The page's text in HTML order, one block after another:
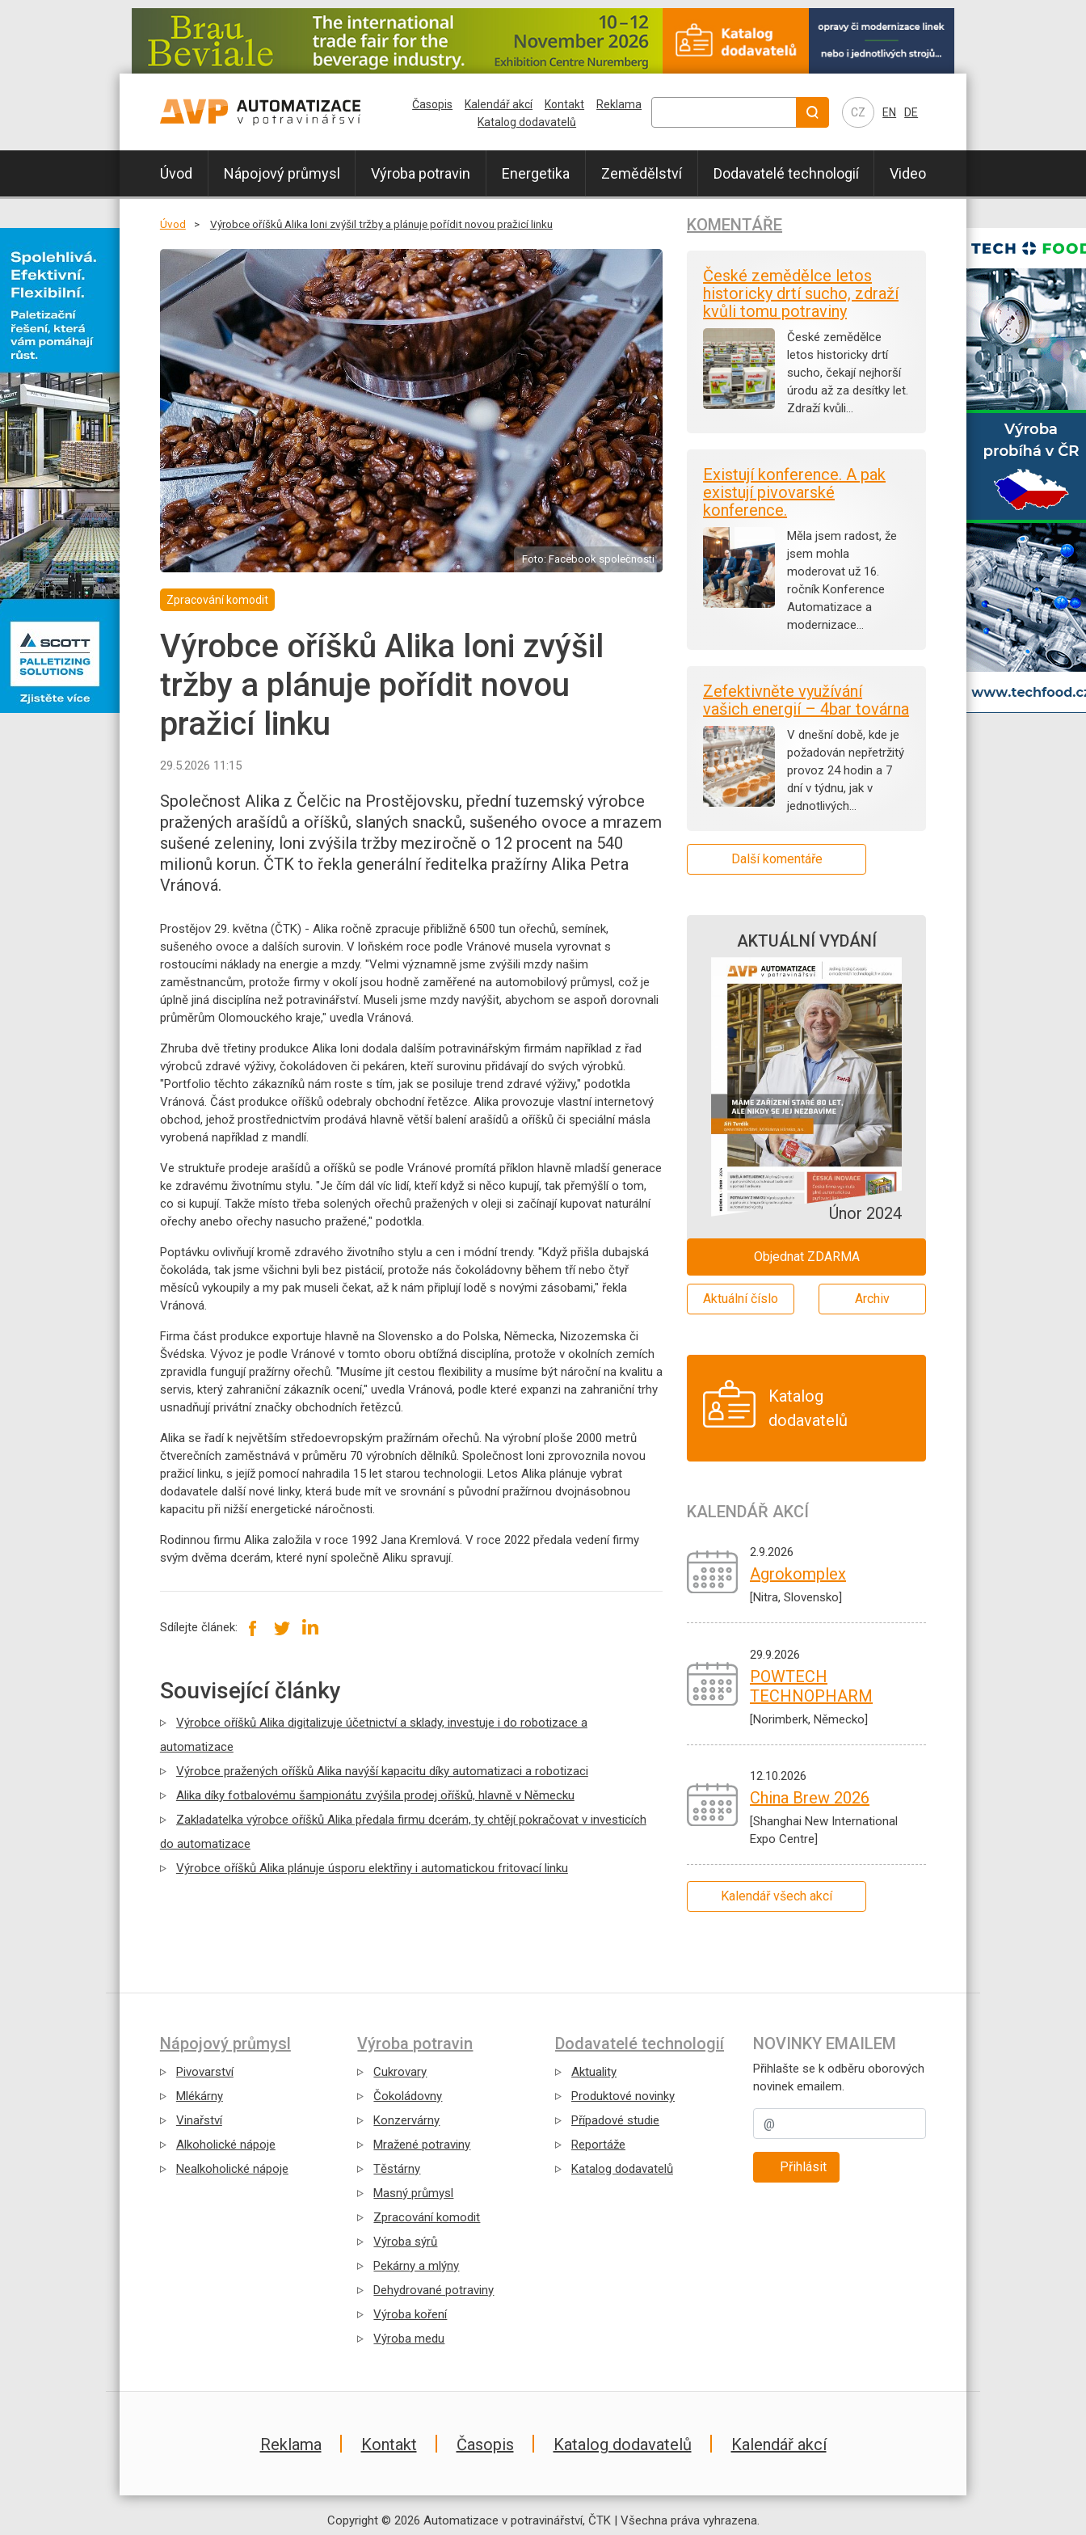
CZ EN DE
Úvod Nápojový průmysl Výroba potravin Energetika Zemědělství Dodavatelé technologií Video
Časopis Kalendář akcí Kontakt
Reklama
Katalog dodavatelů
Úvod Výrobce oříšků Alika loni zvýšil tržby a plánuje pořídit novou pražicí linku
Foto: Facebook společnosti
Zpracování komodit
Výrobce oříšků Alika loni zvýšil
tržby a plánuje pořídit novou
pražicí linku
29.5.2026 11:15
Společnost Alika z Čelčic na Prostějovsku, přední tuzemský výrobce
pražených arašídů a oříšků, slaných snacků, sušeného ovoce a mrazem
sušené zeleniny, loni zvýšila tržby meziročně o 12 procent na 540
milionů korun. ČTK to řekla generální ředitelka pražírny Alika Petra
Vránová.
Prostějov 29. května (ČTK) - Alika ročně zpracuje přibližně 6500 tun ořechů, semínek,
sušeného ovoce a dalších surovin. V loňském roce podle Vránové musela vyrovnat s
rostoucími náklady na energie a mzdy. "Velmi významně jsme zvýšili mzdy našim
zaměstnancům, protože firmy v okolí jsou hodně zaměřené na automobilový průmysl, což je
úplně jiná disciplína než potravinářství. Museli jsme mzdy navýšit, abychom se aspoň dorovnali
průměrům Olomouckého kraje," uvedla Vránová.
Zhruba dvě třetiny produkce Alika loni dodala dalším potravinářským firmám například z řad
výrobců zdravé výživy, čokoládoven či pekáren, kteří surovinu přidávají do svých výrobků.
"Portfolio těchto zákazníků nám roste s tím, jak se posiluje trend zdravé výživy," podotkla
Vránová. Část produkce oříšků odebraly obchodní řetězce. Alika provozuje vlastní internetový
obchod, jehož prostřednictvím prodává hlavně větší balení arašídů a oříšků či speciální másla
vyrobená například z mandlí.
Ve struktuře prodeje arašídů a oříšků se podle Vránové promítá příklon hlavně mladší generace
ke zdravému životnímu stylu. "Je čím dál víc lidí, kteří když si něco kupují, tak přemýšlí o tom,
co si kupují. Takže místo třeba solených ořechů pražených v oleji si začínají kupovat naturální
ořechy anebo ořechy nasucho pražené," podotkla.
Poptávku ovlivňují kromě zdravého životního stylu a cen i módní trendy. "Když přišla dubajská
čokoláda, tak jsme všichni byli bez pistácií, protože nás čokoládovny během tří nebo čtyř
měsíců vykoupily a my pak museli čekat, až k nám připlují lodě s novými zásobami," řekla
Vránová.
Firma část produkce exportuje hlavně na Slovensko a do Polska, Německa, Nizozemska či
Švédska. Vývoz je podle Vránové v tomto oboru obtížná disciplína, protože v okolních zemích
zpravidla fungují pražírny ořechů. "Musíme jít cestou flexibility a musíme být nároční na kvalitu a
servis, který zahraniční zákazník ocení," uvedla Vránová, podle které expanzi na zahraniční trhy
usnadňují privátní značky obchodních řetězců.
Alika se řadí k největším středoevropským pražírnám ořechů. Na výrobní ploše 2000 metrů
čtverečních zaměstnává v průměru 70 výrobních dělníků. Společnost loni zprovoznila novou
pražicí linku, s jejíž pomocí nahradila 15 let starou technologii. Letos Alika plánuje vybrat
dodavatele další nové linky, která bude mít ve srovnání s původní pražírnou dvojnásobnou
kapacitu při nižší energetické náročnosti.
Rodinnou firmu Alika založila v roce 1992 Jana Kremlová. V roce 2022 předala vedení firmy
svým dvěma dcerám, které nyní společně Aliku spravují.
Sdílejte článek:
Související články
Výrobce oříšků Alika digitalizuje účetnictví a sklady, investuje i do robotizace a
automatizace
Výrobce pražených oříšků Alika navýší kapacitu díky automatizaci a robotizaci
Alika díky fotbalovému šampionátu zvýšila prodej oříšků, hlavně v Německu
Zakladatelka výrobce oříšků Alika předala firmu dcerám, ty chtějí pokračovat v investicích
do automatizace
Výrobce oříšků Alika plánuje úsporu elektřiny i automatickou fritovací linku
KOMENTÁŘE
České zemědělce letos
historicky drtí sucho, zdraží
kvůli tomu potraviny
České zemědělce
letos historicky drtí
sucho, čekají nejhorší
úrodu až za desítky let.
Zdraží kvůli…
Existují konference. A pak
existují pivovarské
konference.
Měla jsem radost, že
jsem mohla
moderovat už 16.
ročník Konference
Automatizace a
modernizace…
Zefektivněte využívání
vašich energií – 4bar továrna
V dnešní době, kde je
požadován nepřetržitý
provoz 24 hodin a 7
dní v týdnu, jak v
jednotlivých…
Další komentáře
AKTUÁLNÍ VYDÁNÍ
Únor 2024
Objednat ZDARMA
Aktuální číslo Archiv
Katalog
dodavatelů
KALENDÁŘ AKCÍ
2.9.2026
Agrokomplex
[Nitra, Slovensko]
29.9.2026
POWTECH
TECHNOPHARM
[Norimberk, Německo]
12.10.2026
China Brew 2026
[Shanghai New International
Expo Centre]
Kalendář všech akcí
Nápojový průmysl
Pivovarství
Mlékárny
Vinařství
Alkoholické nápoje
Nealkoholické nápoje
Výroba potravin
Cukrovary
Čokoládovny
Konzervárny
Mražené potraviny
Těstárny
Masný průmysl
Zpracování komodit
Výroba sýrů
Pekárny a mlýny
Dehydrované potraviny
Výroba koření
Výroba medu
Dodavatelé technologií
Aktuality
Produktové novinky
Případové studie
Reportáže
Katalog dodavatelů
NOVINKY EMAILEM
Přihlašte se k odběru oborových
novinek emailem.
Přihlásit
Reklama Kontakt Časopis Katalog dodavatelů Kalendář akcí
Copyright © 2026 Automatizace v potravinářství, ČTK | Všechna práva vyhrazena.